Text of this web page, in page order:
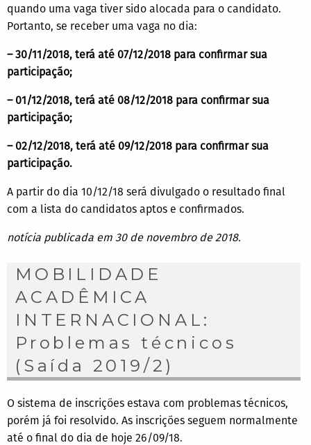
quando uma vaga tiver sido alocada para o candidato.
Portanto, se receber uma vaga no dia:
– 30/11/2018, terá até 07/12/2018 para confirmar sua
participação;
– 01/12/2018, terá até 08/12/2018 para confirmar sua
participação;
– 02/12/2018, terá até 09/12/2018 para confirmar sua
participação.
A partir do dia 10/12/18 será divulgado o resultado final
com a lista do candidatos aptos e confirmados.
notícia publicada em 30 de novembro de 2018.
MOBILIDADE
ACADÊMICA
INTERNACIONAL:
Problemas técnicos
(Saída 2019/2)
O sistema de inscrições estava com problemas técnicos,
porém já foi resolvido. As inscrições seguem normalmente
até o final do dia de hoje 26/09/18.